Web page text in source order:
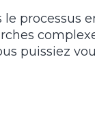
le processus
puissiez